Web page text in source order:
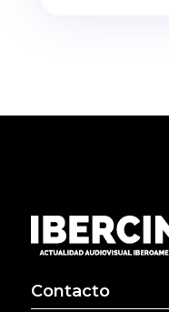
Contacto